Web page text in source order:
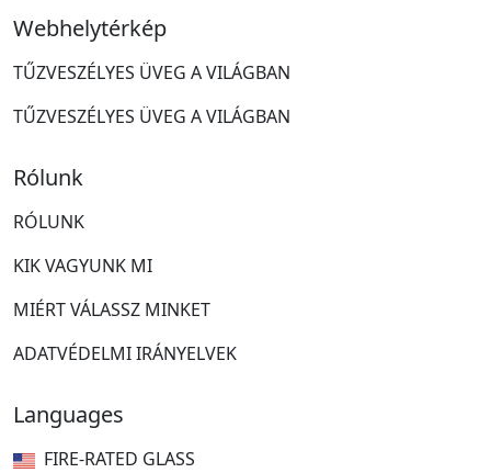
Webhelytérkép
TŰZVESZÉLYES ÜVEG A VILÁGBAN
TŰZVESZÉLYES ÜVEG A VILÁGBAN
Rólunk
RÓLUNK
KIK VAGYUNK MI
MIÉRT VÁLASSZ MINKET
ADATVÉDELMI IRÁNYELVEK
Languages
FIRE-RATED GLASS